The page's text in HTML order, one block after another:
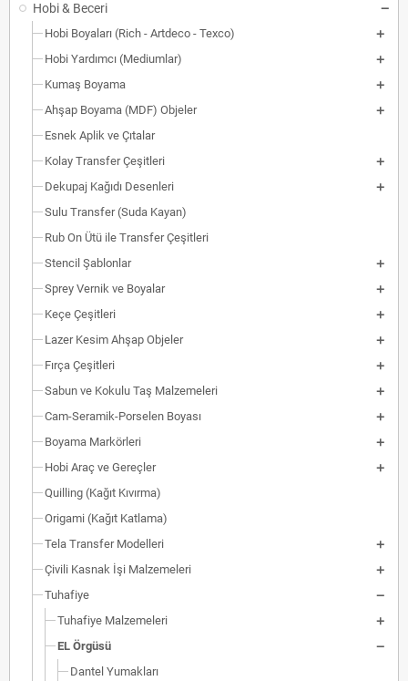
Hobi & Beceri
Hobi Boyaları (Rich - Artdeco - Texco)
Hobi Yardımcı (Mediumlar)
Kumaş Boyama
Ahşap Boyama (MDF) Objeler
Esnek Aplik ve Çıtalar
Kolay Transfer Çeşitleri
Dekupaj Kağıdı Desenleri
Sulu Transfer (Suda Kayan)
Rub On Ütü ile Transfer Çeşitleri
Stencil Şablonlar
Sprey Vernik ve Boyalar
Keçe Çeşitleri
Lazer Kesim Ahşap Objeler
Fırça Çeşitleri
Sabun ve Kokulu Taş Malzemeleri
Cam-Seramik-Porselen Boyası
Boyama Markörleri
Hobi Araç ve Gereçler
Quilling (Kağıt Kıvırma)
Origami (Kağıt Katlama)
Tela Transfer Modelleri
Çivili Kasnak İşi Malzemeleri
Tuhafiye
Tuhafiye Malzemeleri
EL Örgüsü
Dantel Yumakları